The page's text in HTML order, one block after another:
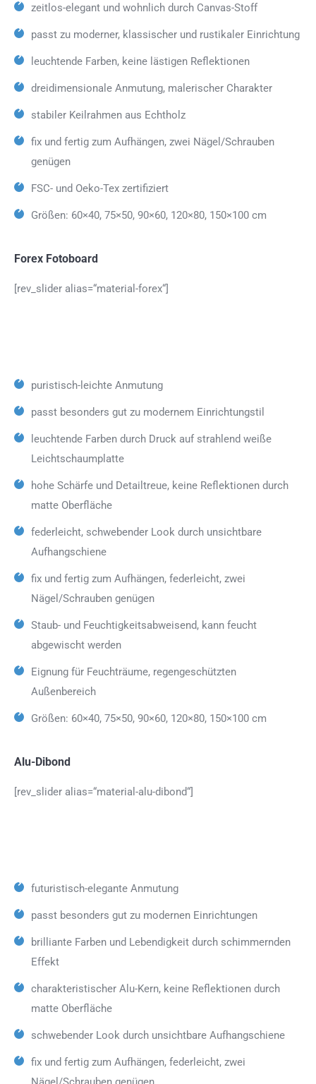
zeitlos-elegant und wohnlich durch Canvas-Stoff
passt zu moderner, klassischer und rustikaler Einrichtung
leuchtende Farben, keine lästigen Reflektionen
dreidimensionale Anmutung, malerischer Charakter
stabiler Keilrahmen aus Echtholz
fix und fertig zum Aufhängen, zwei Nägel/Schrauben
genügen
FSC- und Oeko-Tex zertifiziert
Größen: 60×40, 75×50, 90×60, 120×80, 150×100 cm
Forex Fotoboard
[rev_slider alias=“material-forex“]
puristisch-leichte Anmutung
passt besonders gut zu modernem Einrichtungstil
leuchtende Farben durch Druck auf strahlend weiße
Leichtschaumplatte
hohe Schärfe und Detailtreue, keine Reflektionen durch
matte Oberfläche
federleicht, schwebender Look durch unsichtbare
Aufhangschiene
fix und fertig zum Aufhängen, federleicht, zwei
Nägel/Schrauben genügen
Staub- und Feuchtigkeitsabweisend, kann feucht
abgewischt werden
Eignung für Feuchträume, regengeschützten
Außenbereich
Größen: 60×40, 75×50, 90×60, 120×80, 150×100 cm
Alu-Dibond
[rev_slider alias=“material-alu-dibond“]
futuristisch-elegante Anmutung
passt besonders gut zu modernen Einrichtungen
brilliante Farben und Lebendigkeit durch schimmernden
Effekt
charakteristischer Alu-Kern, keine Reflektionen durch
matte Oberfläche
schwebender Look durch unsichtbare Aufhangschiene
fix und fertig zum Aufhängen, federleicht, zwei